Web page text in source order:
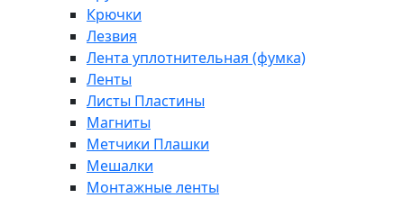
Крючки
Лезвия
Лента уплотнительная (фумка)
Ленты
Листы Пластины
Магниты
Метчики Плашки
Мешалки
Монтажные ленты